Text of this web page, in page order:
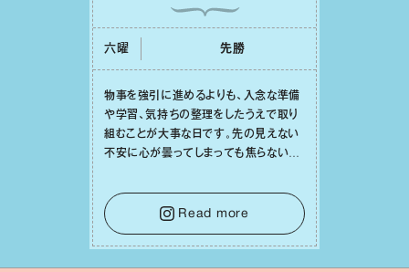
六曜 先勝
物事を強引に進めるよりも、⼊念な準備
や学習、気持ちの整理をしたうえで取り
組むことが⼤事な⽇です。先の⾒えない
不安に⼼が曇ってしまっても焦らない
⾝や疲れていそうな⼈をいたわることに
時間を使いましょう。ここでしっかりとエ
ネルギーを蓄え、困難を乗り越える⼒に
変えましょう。
Read more